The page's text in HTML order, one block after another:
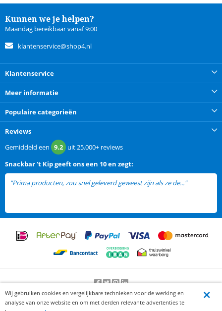
Kunnen we je helpen?
Maandag bereikbaar vanaf 9:00
klantenservice@shop4.nl
Klantenservice
Meer informatie
Populaire categorieën
Reviews
Gemiddeld een 9.2 uit25.000+ reviews
Snackbar 't Kipgeeft ons een 10 en zegt:
"Prima producten, zou snel geleverd geweest zijn als ze de..."
Beoordeling door klanten:9.2/10-25000beoordelingen
Wij gebruiken cookies en vergelijkbare technieken voor de werking en
analyse van onze website en om met derden relevante advertenties te